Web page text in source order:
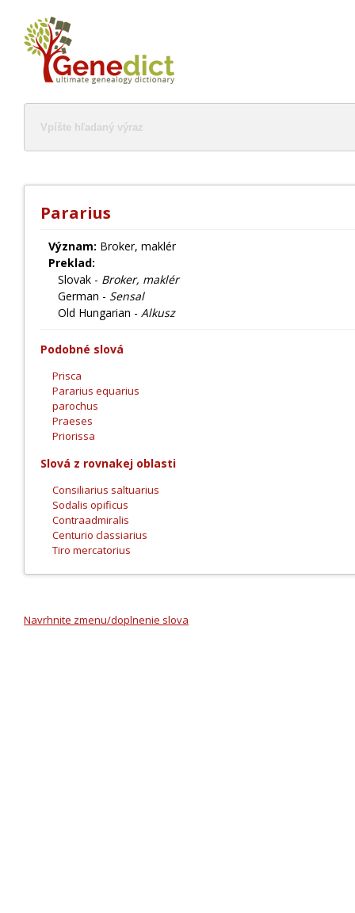
Pararius
Význam: Broker, maklér
Preklad:
Slovak - Broker, maklér
German - Sensal
Old Hungarian - Alkusz
Podobné slová
Prisca
Pararius equarius
parochus
Praeses
Priorissa
Slová z rovnakej oblasti
Consiliarius saltuarius
Sodalis opificus
Contraadmiralis
Centurio classiarius
Tiro mercatorius
Navrhnite zmenu/doplnenie slova